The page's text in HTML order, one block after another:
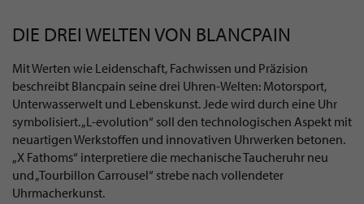
DIE DREI WELTEN VON BLANCPAIN
Mit Werten wie Leidenschaft, Fachwissen und Präzision
beschreibt Blancpain seine drei Uhren-Welten: Motorsport,
Unterwasserwelt und Lebenskunst. Jede wird durch eine Uhr
symbolisiert. „L-evolution“ soll den technologischen Aspekt mit
neuartigen Werkstoffen und innovativen Uhrwerken betonen.
„X Fathoms“ interpretiere die mechanische Taucheruhr neu
und „Tourbillon Carrousel“ strebe nach vollendeter
Uhrmacherkunst.